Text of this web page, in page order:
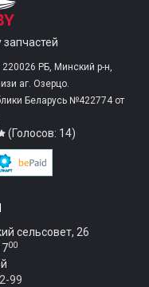
РБ, Минский р-н,
аг. Озерцо.
Беларусь №422774 от
(Голосов: 14)
сельсовет, 26
00
99